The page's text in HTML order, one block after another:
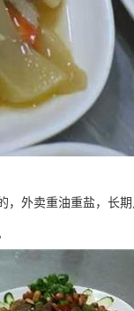
外卖重油重盐，长